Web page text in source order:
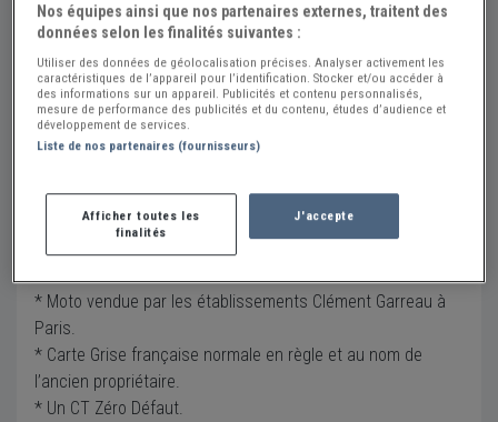
Voir sur la carte
Envoyer un email
Description
Norton 750 Atlas
* Moto vendue par les établissements Clément Garreau à
Paris.
* Carte Grise française normale en règle et au nom de
l’ancien propriétaire.
* Un CT Zéro Défaut.
Nos équipes ainsi que nos partenaires externes, traitent des
données selon les finalités suivantes :
Utiliser des données de géolocalisation précises. Analyser activement les
caractéristiques de l’appareil pour l’identification. Stocker et/ou accéder à
des informations sur un appareil. Publicités et contenu personnalisés,
mesure de performance des publicités et du contenu, études d’audience et
développement de services.
Liste de nos partenaires (fournisseurs)
Afficher toutes les
finalités
J'accepte